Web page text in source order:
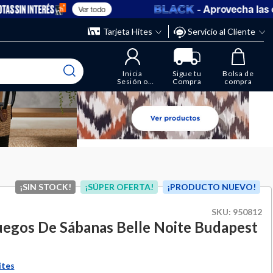
Ver todo - Aprovecha las
Servicio al Cliente
Tarjeta Hites
Inicia
Sesión o
Regístrate
Sigue tu
Compra
Bolsa de
compra
y elimina los que ya no necesitas.
¡SIN STOCK! ¡SÚPER OFERTA! ¡PRODUCTO NUEVO!
SKU: 950812
De Sábanas Belle Noite Budapest